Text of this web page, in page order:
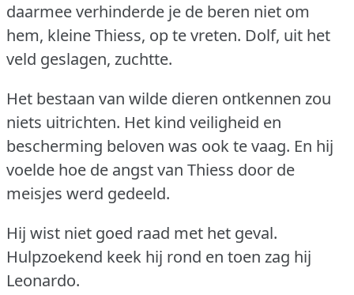
daarmee verhinderde je de beren niet om
hem, kleine Thiess, op te vreten. Dolf, uit het
veld geslagen, zuchtte.
Het bestaan van wilde dieren ontkennen zou
niets uitrichten. Het kind veiligheid en
bescherming beloven was ook te vaag. En hij
voelde hoe de angst van Thiess door de
meisjes werd gedeeld.
Hij wist niet goed raad met het geval.
Hulpzoekend keek hij rond en toen zag hij
Leonardo.